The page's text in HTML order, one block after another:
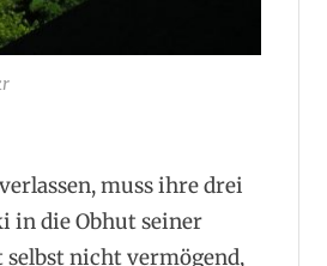
muss ihre drei
in die Obhut seiner
selbst nicht vermögend,